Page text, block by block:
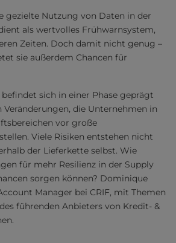
gezielte Nutzung von Daten in der
als wertvolles Frühwarnsystem,
Zeiten. Doch damit nicht genug –
sie außerdem Chancen für
sich in einer Phase geprägt
Veränderungen, die Unternehmen in
vor große
Viele Risiken entstehen nicht
der Lieferkette selbst. Wie
für mehr Resilienz in der Supply
sorgen können? Dominique
Manager bei CRIF, mit Themen
führenden Anbieters von Kredit- &